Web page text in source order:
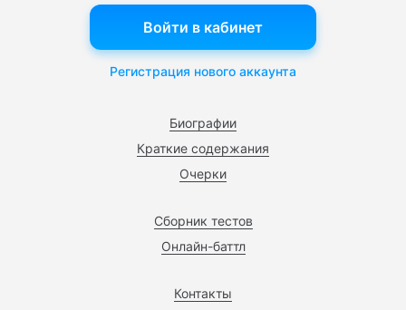
Биографии
Краткие содержания
Очерки
Сборник тестов
Онлайн-баттл
Контакты
Войти в кабинет
Регистрация нового аккаунта